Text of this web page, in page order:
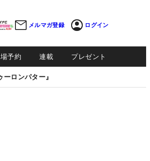
メルマガ登録 ログイン
予約 連載 プレゼント
ロンパター』